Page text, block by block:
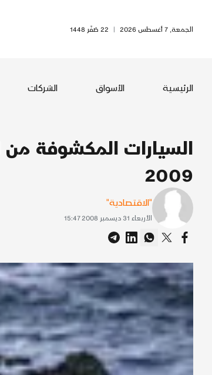
الجمعة, 7 أغسطس 2026 | 22 صَفَر 1448
الرئيسية الأسواق الشركات
السيارات المكشوفة من
2009
"الاقتصادية"
الأربعاء 31 ديسمبر 2008 15:47